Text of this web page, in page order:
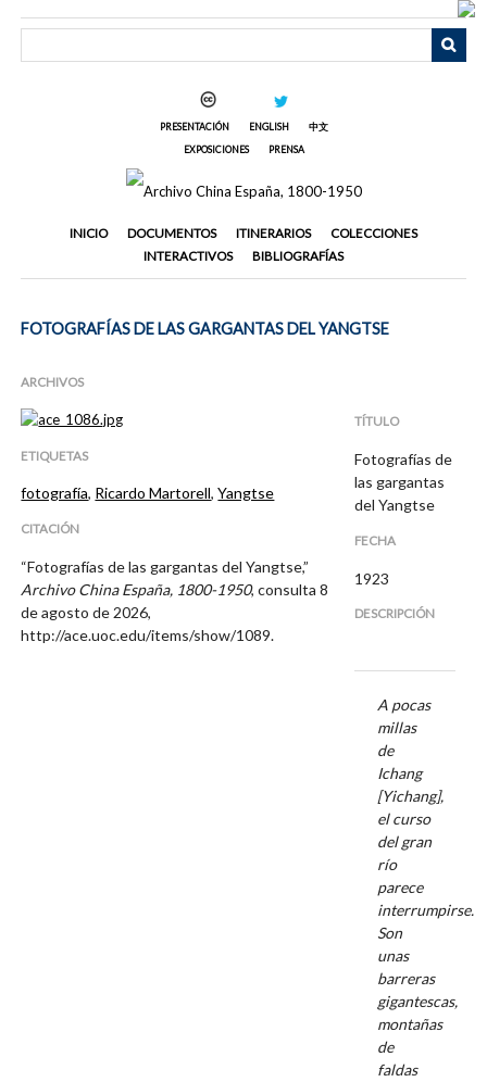
PRESENTACIÓN ENGLISH
中文
EXPOSICIONES
PRENSA
INICIO DOCUMENTOS ITINERARIOS
COLECCIONES
INTERACTIVOS
BIBLIOGRAFÍAS
FOTOGRAFÍAS DE LAS GARGANTAS DEL YANGTSE
ARCHIVOS
ETIQUETAS
fotografía, Ricardo Martorell,Yangtse
CITACIÓN
“Fotografías de las gargantas del Yangtse,”
Archivo China España, 1800-1950, consulta 8
de agosto de 2026,
http://ace.uoc.edu/items/show/1089.
TÍTULO
Fotografías de
las gargantas
del Yangtse
FECHA
1923
DESCRIPCIÓN
A pocas
millas
de
Ichang
[Yichang],
el curso
del gran
río
parece
interrumpirse.
Son
unas
barreras
gigantescas,
montañas
de
faldas